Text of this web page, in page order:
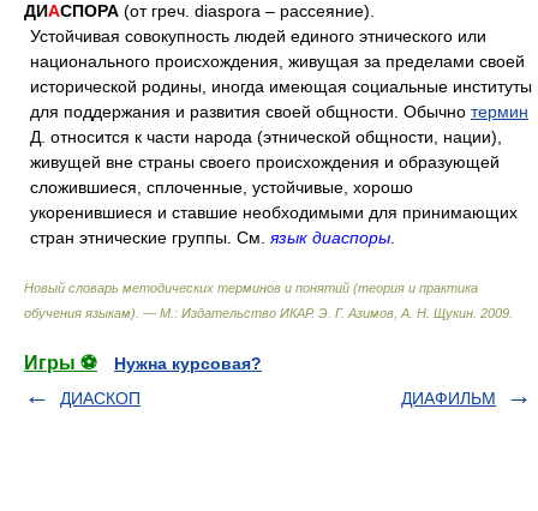
ДИАСПОРА (от греч. diaspora – рассеяние).
Устойчивая совокупность людей единого этнического или
национального происхождения, живущая за пределами своей
исторической родины, иногда имеющая социальные институты
для поддержания и развития своей общности. Обычно термин
Д. относится к части народа (этнической общности, нации),
живущей вне страны своего происхождения и образующей
сложившиеся, сплоченные, устойчивые, хорошо
укоренившиеся и ставшие необходимыми для принимающих
стран этнические группы. См. язык диаспоры
Новый словарь методических терминов и понятий (теория и практика
обучения языкам). — М.: Издательство ИКАР. Э. Г. Азимов, А. Н. Щукин 2009
Игры ⚽
Нужна курсовая?
ДИАСКОП
ДИАФИЛЬМ